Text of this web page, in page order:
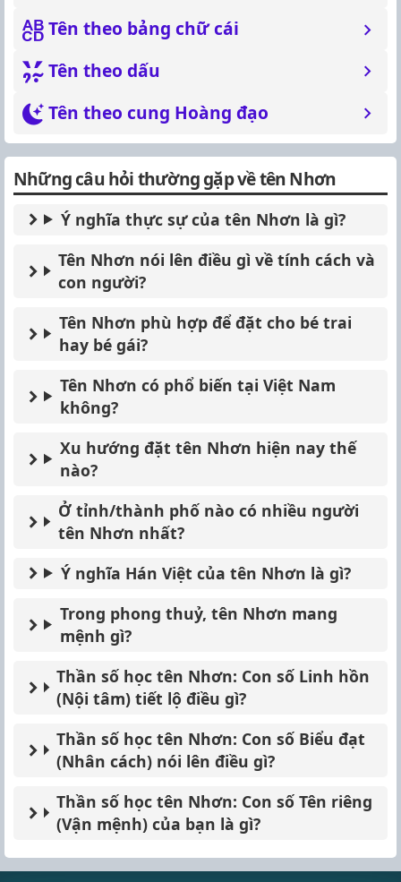
Tên theo bảng chữ cái
Tên theo dấu
Tên theo cung Hoàng đạo
Những câu hỏi thường gặp về tên Nhơn
Ý nghĩa thực sự của tên Nhơn là gì?
Tên Nhơn nói lên điều gì về tính cách và
con người?
Tên Nhơn phù hợp để đặt cho bé trai
hay bé gái?
Tên Nhơn có phổ biến tại Việt Nam
không?
Xu hướng đặt tên Nhơn hiện nay thế
nào?
Ở tỉnh/thành phố nào có nhiều người
tên Nhơn nhất?
Ý nghĩa Hán Việt của tên Nhơn là gì?
Trong phong thuỷ, tên Nhơn mang
mệnh gì?
Thần số học tên Nhơn: Con số Linh hồn
(Nội tâm) tiết lộ điều gì?
Thần số học tên Nhơn: Con số Biểu đạt
(Nhân cách) nói lên điều gì?
Thần số học tên Nhơn: Con số Tên riêng
(Vận mệnh) của bạn là gì?